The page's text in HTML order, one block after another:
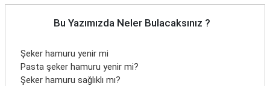
Bu Yazımızda Neler Bulacaksınız ?
Şeker hamuru yenir mi
Pasta şeker hamuru yenir mi?
Şeker hamuru sağlıklı mı?